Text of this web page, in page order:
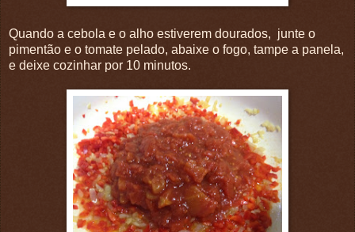
Quando a cebola e o alho estiverem dourados, junte o
pimentão e o tomate pelado, abaixe o fogo, tampe a panela,
e deixe cozinhar por 10 minutos.